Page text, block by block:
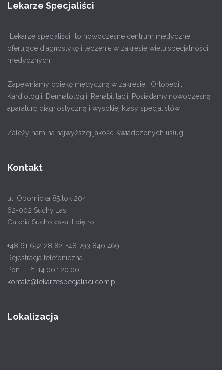
Lekarze Specjaliści
„Lekarze specjaliści” to nowoczesne centrum medyczne
oferujące diagnostykę i leczenie w zakresie wielu specjalności
medycznych
Zapewniamy opiekę medyczną w zakresie : Ortopedii,
Kardiologii, Dermatologii, Rehabilitacji. Posiadamy nowoczesną
aparaturę diagnostyczną i wysokiej klasy specjalistów.
Zależy nam na najwyższej jakości świadczonych usług.
Kontakt
ul. Obornicka 85 lok 204
62-002 Suchy Las
Galeria Sucholeska II piętro
+48 61 652 28 82, +48 793 840 469
Rejestracja telefoniczna
Pon. - Pt. 14.00 : 20.00
kontakt@lekarzespecjalisci.com.pl
Lokalizacja